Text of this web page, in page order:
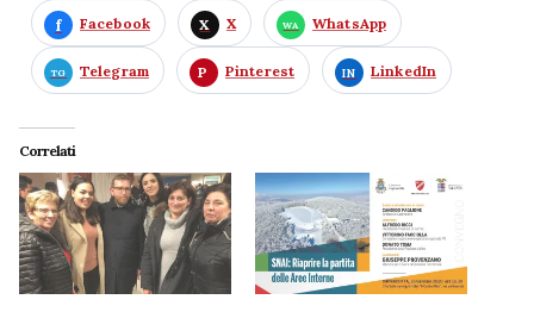
Facebook X WhatsApp
Telegram Pinterest LinkedIn
Correlati